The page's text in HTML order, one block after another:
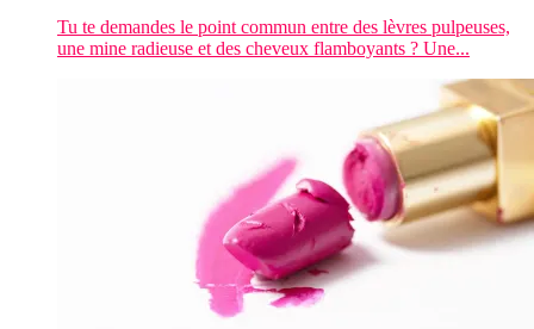
Tu te demandes le point commun entre des lèvres pulpeuses,
une mine radieuse et des cheveux flamboyants ? Une...